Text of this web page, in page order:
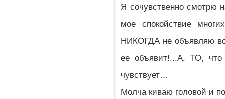
Я сочувственно смотрю
мое спокойствие
НИКОГДА не объявляю
ее объявит!...А, ТО, что
чувствует…
Молча киваю головой и